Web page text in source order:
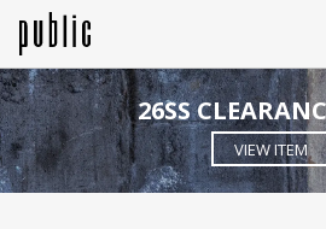
26SS
VIEW ITEM